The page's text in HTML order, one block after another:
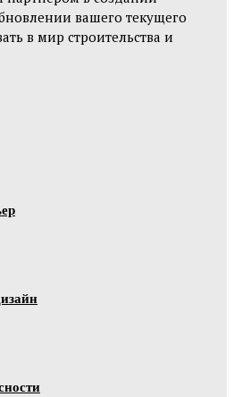
вашего текущего
в мир строительства и